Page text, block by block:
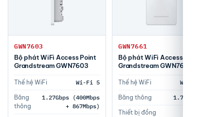
GWN7603
Bộ phát WiFi Access Point
Grandstream GWN7603
Thế hệ WiFi Wi-Fi 5
Băng
thông
1.27Gbps (400Mbps
+ 867Mbps)
GWN7661
Bộ phát WiFi Access Point
Grandstream GWN7661
Thế hệ WiFi Wi-Fi 6
Băng thông 1.77 Gbps
Thiết bị đồng